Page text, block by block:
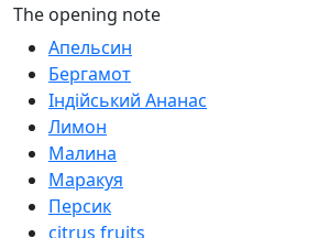
The opening note
Апельсин
Бергамот
Індійський Ананас
Лимон
Малина
Маракуя
Персик
citrus fruits